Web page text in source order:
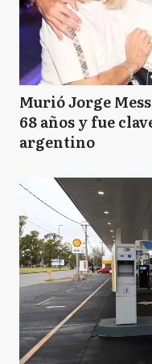
Murió Jorge
68 años y fue
argentino